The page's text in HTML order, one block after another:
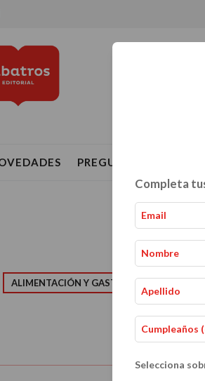
PREGUNTAS
ALIMENTACIÓN Y GASTRONOMÍA
Completa
Selecciona